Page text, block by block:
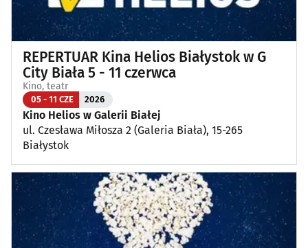
REPERTUAR Kina Helios Białystok w G
City Biała 5 - 11 czerwca
Kino, teatr
05 - 11 CZE 2026
Kino Helios w Galerii Białej
ul. Czesława Miłosza 2 (Galeria Biała), 15-265
Białystok